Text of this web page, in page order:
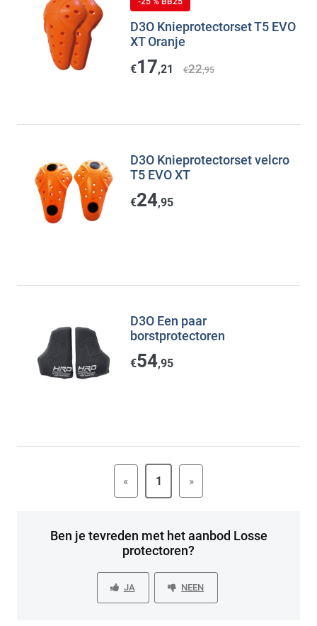
D3O Knieprotectorset T5 EVO
XT Oranje
€17,21 €22,95
D3O Knieprotectorset velcro
T5 EVO XT
€24,95
D3O Een paar
borstprotectoren
€54,95
« 1 »
Ben je tevreden met het aanbod Losse
protectoren?
JA NEEN